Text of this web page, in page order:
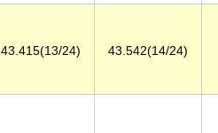
43.415(13/24) 43.542(14/24)